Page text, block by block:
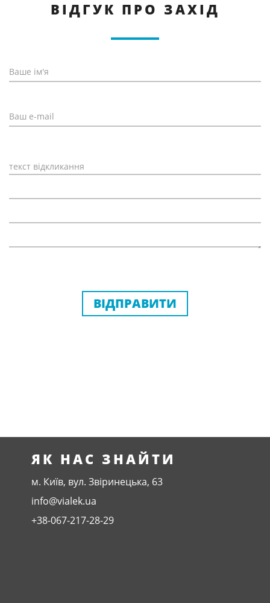
ВІДГУК ПРО ЗАХІД
ВІДПРАВИТИ
ЯК НАС ЗНАЙТИ
м. Київ, вул. Звіринецька, 63
info@vialek.ua
+38-067-217-28-29